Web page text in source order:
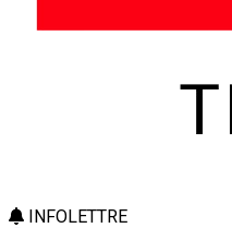
INFOLETTRE